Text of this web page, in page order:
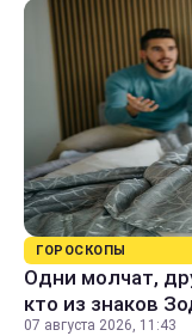
ГОРОСКОПЫ
Одни молчат,
кто из знаков
07 августа 2026, 11:43